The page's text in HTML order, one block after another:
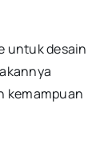
untuk desain
kemampuan